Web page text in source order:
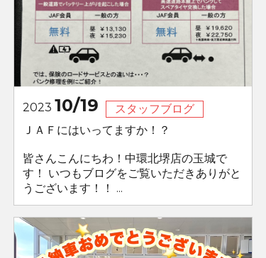
2023 10/19
スタッフブログ
ＪＡＦにはいってますか！？
皆さんこんにちわ！中環北堺店の玉城で
す！ いつもブログをご覧いただきありがと
うございます！！ ...